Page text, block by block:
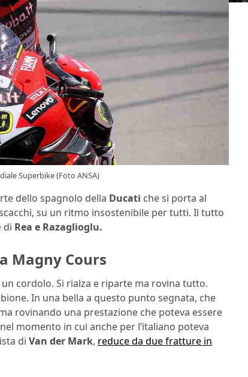
Superbike (Foto ANSA)
dello spagnolo della Ducati che si porta al
su un ritmo insostenibile per tutti. Il tutto
di Rea e Razaglioglu.
Magny Cours
cordolo. Si rialza e riparte ma rovina tutto.
In una bella a questo punto segnata, che
rovinando una prestazione che poteva essere
momento in cui anche per l’italiano poteva
di Van der Mark, reduce da due fratture in